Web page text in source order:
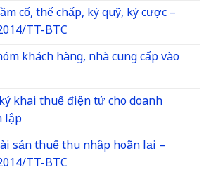
cố, thế chấp, ký quỹ, ký cược –
TT-BTC
khách hàng, nhà cung cấp vào
khai thuế điện tử cho doanh
lập
sản thuế thu nhập hoãn lại –
TT-BTC